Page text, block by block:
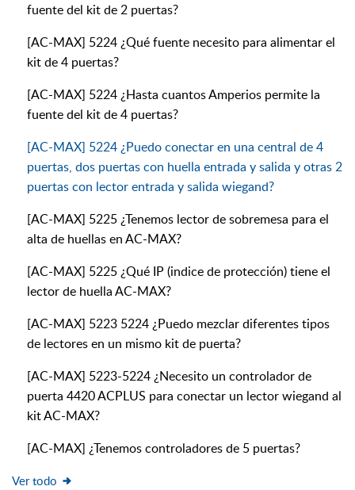
fuente del kit de 2 puertas?
[AC-MAX] 5224 ¿Qué fuente necesito para alimentar el
kit de 4 puertas?
[AC-MAX] 5224 ¿Hasta cuantos Amperios permite la
fuente del kit de 4 puertas?
[AC-MAX] 5224 ¿Puedo conectar en una central de 4
puertas, dos puertas con huella entrada y salida y otras 2
puertas con lector entrada y salida wiegand?
[AC-MAX] 5225 ¿Tenemos lector de sobremesa para el
alta de huellas en AC-MAX?
[AC-MAX] 5225 ¿Qué IP (indice de protección) tiene el
lector de huella AC-MAX?
[AC-MAX] 5223 5224 ¿Puedo mezclar diferentes tipos
de lectores en un mismo kit de puerta?
[AC-MAX] 5223-5224 ¿Necesito un controlador de
puerta 4420 ACPLUS para conectar un lector wiegand al
kit AC-MAX?
[AC-MAX] ¿Tenemos controladores de 5 puertas?
Ver todo